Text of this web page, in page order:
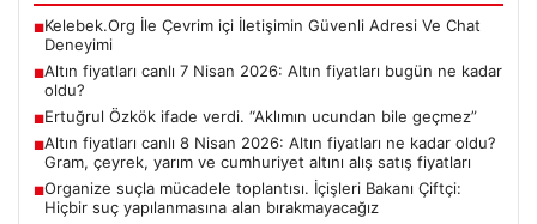
■Kelebek.Org İle Çevrim içi İletişimin Güvenli Adresi Ve Chat
Deneyimi
■Altın fiyatları canlı 7 Nisan 2026: Altın fiyatları bugün ne kadar
oldu?
■Ertuğrul Özkök ifade verdi. “Aklımın ucundan bile geçmez”
■Altın fiyatları canlı 8 Nisan 2026: Altın fiyatları ne kadar oldu?
Gram, çeyrek, yarım ve cumhuriyet altını alış satış fiyatları
■Organize suçla mücadele toplantısı. İçişleri Bakanı Çiftçi:
Hiçbir suç yapılanmasına alan bırakmayacağız